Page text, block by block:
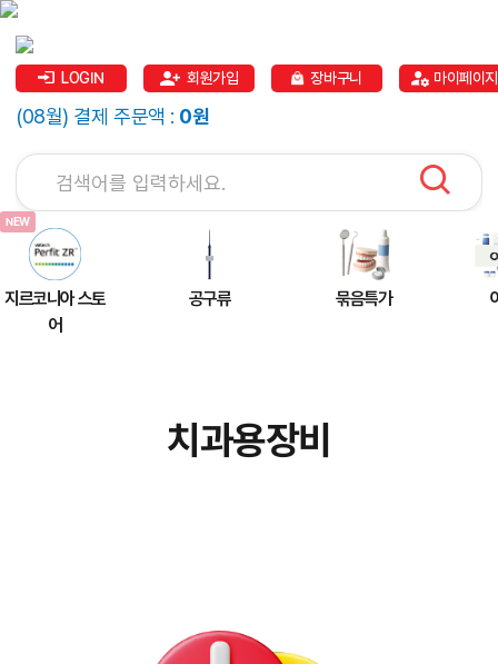
LOGIN 회원가입 장바구니 마이페이지
(08월) 결제 주문액 : 0원
지르코니아 스토
어
공구류 묶음특가
치과용장비